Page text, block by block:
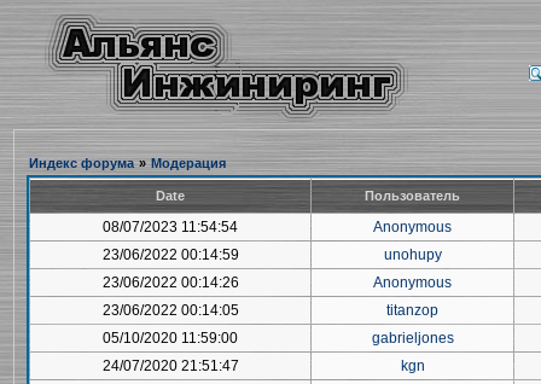
Индекс форума » Модерация
Date Пользователь
08/07/2023 11:54:54
Anonymous
23/06/2022 00:14:59
unohupy
23/06/2022 00:14:26
Anonymous
23/06/2022 00:14:05
titanzop
05/10/2020 11:59:00
gabrieljones
24/07/2020 21:51:47
kgn